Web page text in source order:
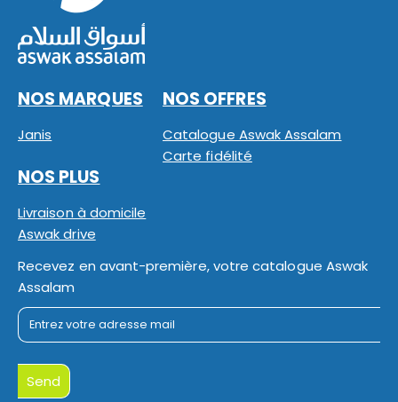
NOS MARQUES
Janis
NOS OFFRES
Catalogue Aswak Assalam
Carte fidélité
NOS PLUS
Livraison à domicile
Aswak drive
Recevez en avant-première, votre catalogue Aswak
Assalam